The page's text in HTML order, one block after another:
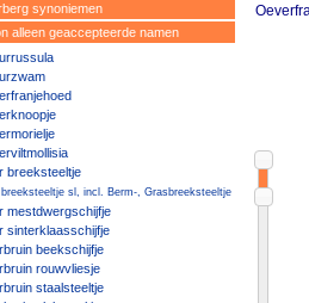
synoniemen
alleen geaccepteerde namen
breeksteeltje
sl, incl. Berm-, Grasbreeksteeltje
mestdwergschijfje
sinterklaasschijfje
beekschijfje
rouwvliesje
staalsteeltje